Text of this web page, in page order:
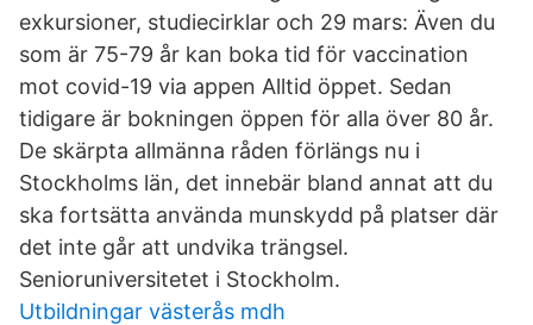
exkursioner, studiecirklar och 29 mars: Även du
som är 75-79 år kan boka tid för vaccination
mot covid-19 via appen Alltid öppet. Sedan
tidigare är bokningen öppen för alla över 80 år.
De skärpta allmänna råden förlängs nu i
Stockholms län, det innebär bland annat att du
ska fortsätta använda munskydd på platser där
det inte går att undvika trängsel.
Senioruniversitetet i Stockholm.
Utbildningar västerås mdh